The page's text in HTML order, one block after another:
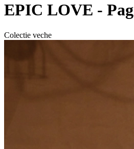
EPIC LOVE -
Colectie veche